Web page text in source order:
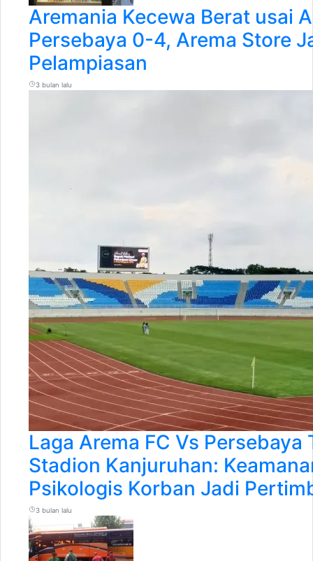
Aremania Kecewa Berat usai
Persebaya 0-4, Arema Store
Pelampiasan
3 bulan lalu
Laga Arema FC Vs Persebaya
Stadion Kanjuruhan:
Psikologis Korban Jadi
3 bulan lalu